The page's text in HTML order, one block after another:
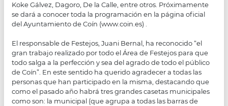
Koke Gálvez, Dagoro, De la Calle, entre otros. Próximamente
se dará a conocer toda la programación en la página oficial
del Ayuntamiento de Coín (www.coin.es) .
El responsable de Festejos, Juani Bernal, ha reconocido “el
gran trabajo realizado por todo el Área de Festejos para que
todo salga a la perfección y sea del agrado de todo el público
de Coín”. En este sentido ha querido agradecer a todas las
personas que han participado en la misma, destacando que
como el pasado año habrá tres grandes casetas municipales
como son: la municipal (que agrupa a todas las barras de